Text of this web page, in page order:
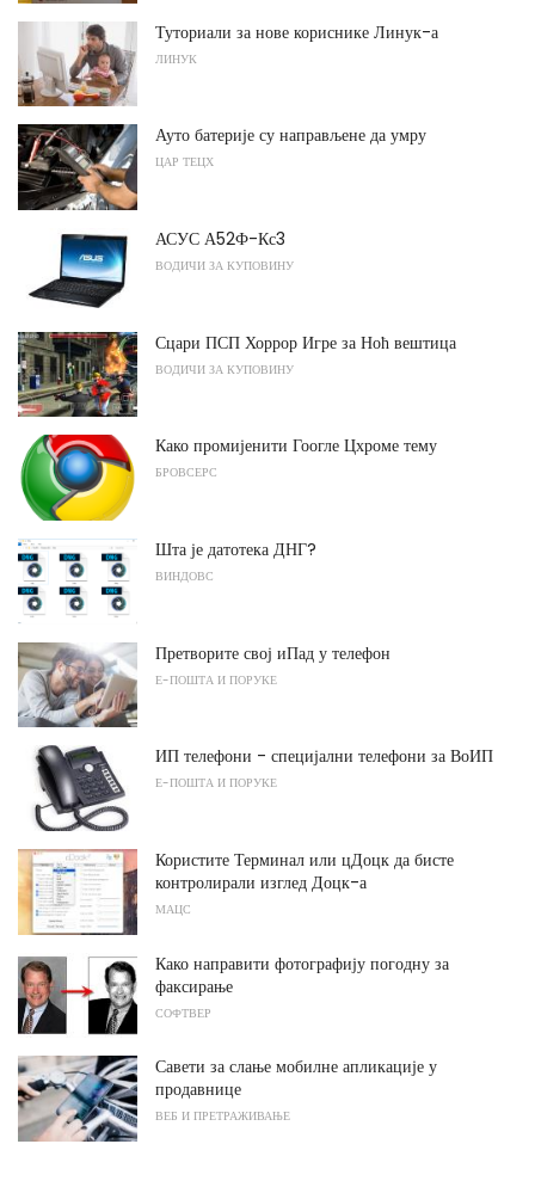
Туториали за нове кориснике Линук-а
ЛИНУК
Ауто батерије су направљене да умру
ЦАР ТЕЦХ
АСУС А52Ф-Кс3
ВОДИЧИ ЗА КУПОВИНУ
Сцари ПСП Хоррор Игре за Ноћ вештица
ВОДИЧИ ЗА КУПОВИНУ
Како промијенити Гоогле Цхроме тему
БРОВСЕРС
Шта је датотека ДНГ?
ВИНДОВС
Претворите свој иПад у телефон
Е-ПОШТА И ПОРУКЕ
ИП телефони - специјални телефони за ВоИП
Е-ПОШТА И ПОРУКЕ
Користите Терминал или цДоцк да бисте
контролирали изглед Доцк-а
МАЦС
Како направити фотографију погодну за
факсирање
СОФТВЕР
Савети за слање мобилне апликације у
продавнице
ВЕБ И ПРЕТРАЖИВАЊЕ